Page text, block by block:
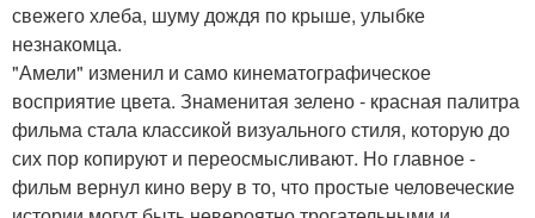
свежего хлеба, шуму дождя по крыше, улыбке
незнакомца.
"Амели" изменил и само кинематографическое
восприятие цвета. Знаменитая зелено - красная палитра
фильма стала классикой визуального стиля, которую до
сих пор копируют и переосмысливают. Но главное -
фильм вернул кино веру в то, что простые человеческие